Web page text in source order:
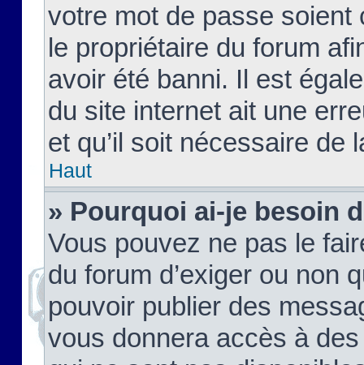
votre mot de passe soient
le propriétaire du forum
avoir été banni. Il est
du site internet ait une
et qu’il soit nécessaire de
Haut
» Pourquoi ai-je besoin
Vous pouvez ne pas le
du forum d’exiger ou non
pouvoir publier des
vous donnera accès à